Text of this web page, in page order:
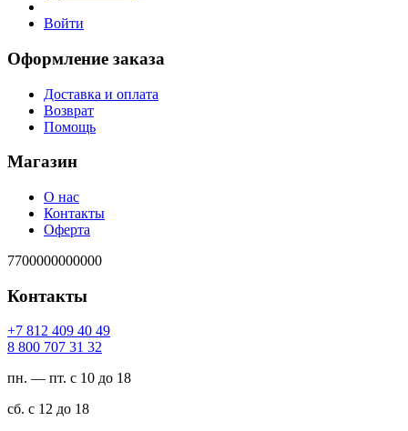
Войти
Оформление заказа
Доставка и оплата
Возврат
Помощь
Магазин
О нас
Контакты
Оферта
7700000000000
Контакты
94 04 904 218 7+
23 13 707 008 8
пн. — пт. с 10 до 18
сб. с 12 до 18